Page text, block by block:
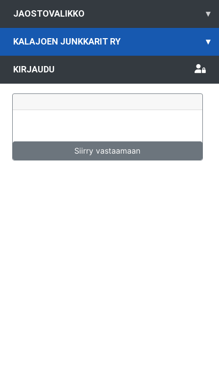
JAOSTOVALIKKO ▾
KALAJOEN JUNKKARIT RY ▾
KIRJAUDU